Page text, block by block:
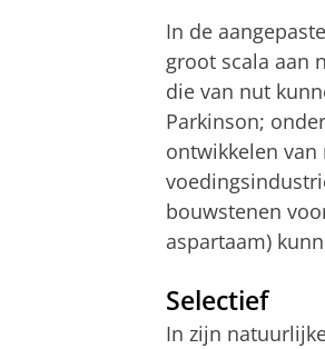
In de
groot scala aan
die van nut
Parkinson;
ontwikkelen van
bouwstenen
aspartaam)
Selectief
In zijn